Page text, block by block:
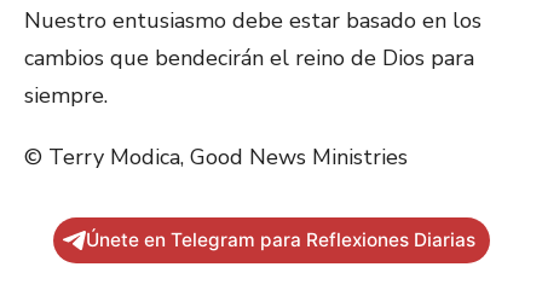
Nuestro entusiasmo debe estar basado en los
cambios que bendecirán el reino de Dios para
siempre.
© Terry Modica, Good News Ministries
Únete en Telegram para Reflexiones Diarias